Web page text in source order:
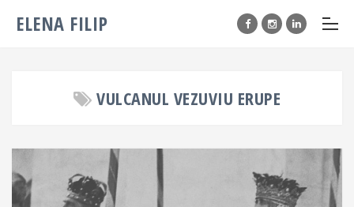
ELENA FILIP
VULCANUL VEZUVIU ERUPE